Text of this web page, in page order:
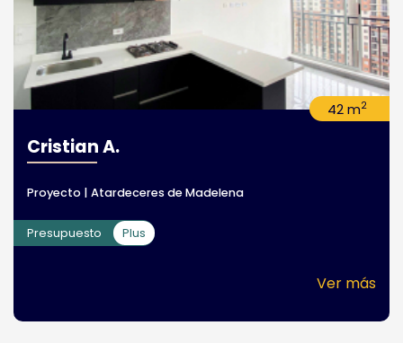
42 m2
Cristian A.
Proyecto | Atardeceres de Madelena
Presupuesto Plus
Ver más